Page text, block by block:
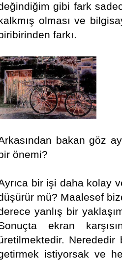
gibi fark
olması ve
farkı.
bakan göz
önemi?
bir işi daha kolay
mü? Maalesef
yanlış bir
ekran
Nerededir
istiyorsak ve